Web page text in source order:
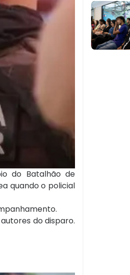
do Batalhão de
quando o policial
do disparo.